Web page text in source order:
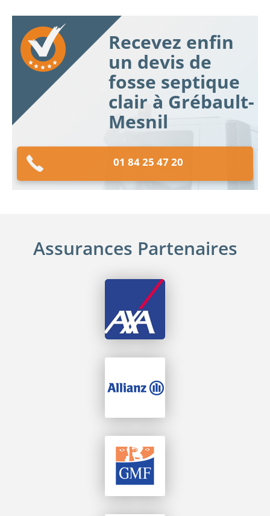
Recevez enfin
un devis de
fosse septique
clair à Grébault-
Mesnil
01 84 25 47 20
Assurances Partenaires